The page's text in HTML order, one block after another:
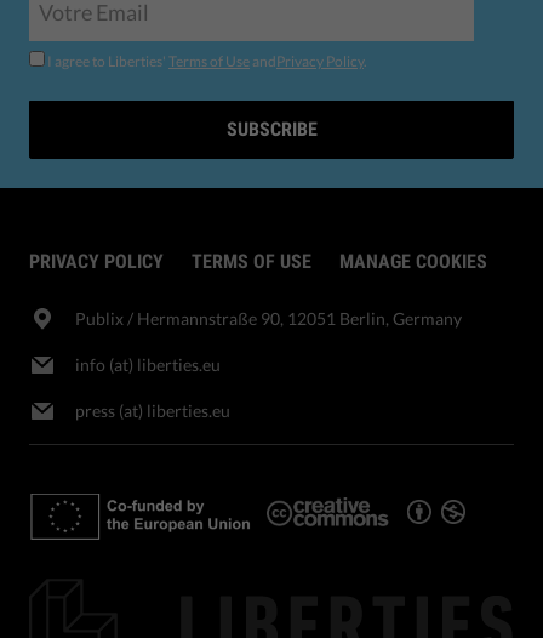
I agree to Liberties' Terms of Use andPrivacy Policy.
SUBSCRIBE
PRIVACY POLICY TERMS OF USE MANAGE COOKIES
Publix​ / Hermannstraße 90, 12051 Berlin, Germany
info (at) liberties.eu
press (at) liberties.eu